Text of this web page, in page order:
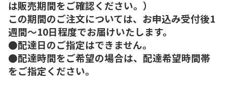
は販売期間をご確認ください。）
この期間のご注文については、お申込み受付後1
週間～10日程度でお届けいたします。
●配達日のご指定はできません。
●配達時間をご希望の場合は、配達希望時間帯
をご指定ください。